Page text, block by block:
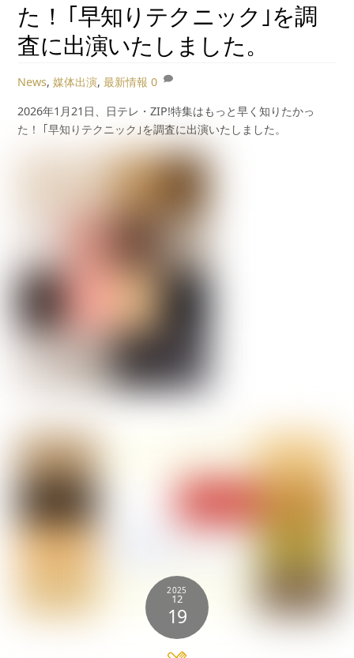
た！ ｢早知りテクニック｣を調
査に出演いたしました。
News,媒体出演,最新情報 0
2026年1月21日、日テレ・ZIP!特集はもっと早く知りたかっ
た！ ｢早知りテクニック｣を調査に出演いたしました。
2025
12
19